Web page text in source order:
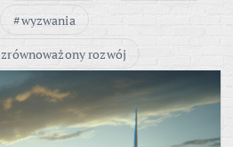
wyzwania
zrównoważony rozwój